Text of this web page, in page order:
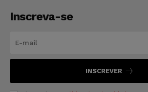
Inscreva-se
INSCREVER